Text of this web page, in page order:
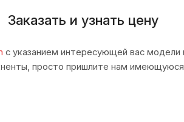
Заказать и узнать цену
с указанием интересующей вас
просто пришлите нам